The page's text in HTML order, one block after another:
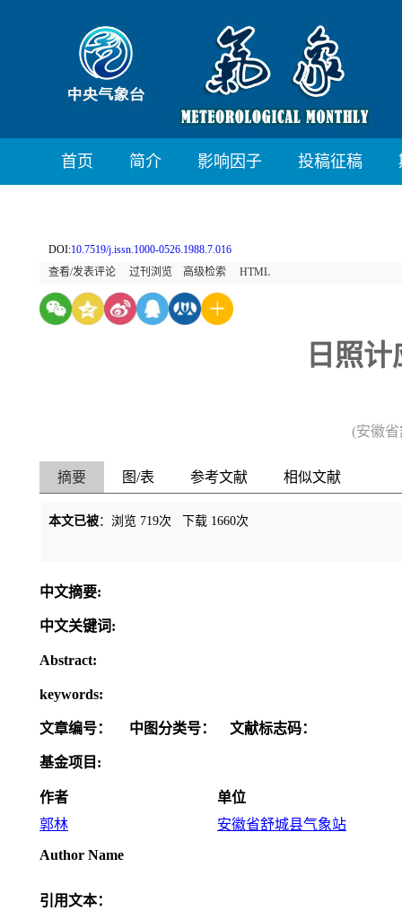
首页 简介 影响因子 投稿征稿
DOI:10.7519/j.issn.1000-0526.1988.7.016
查看/发表评论
过刊浏览 高级检索 HTML
日照
(安徽
摘要 图/表 参考文献 相似文献
本文已被：浏览 719次 下载 1660次
中文摘要:
中文关键词:
Abstract:
keywords:
文章编号： 中图分类号： 文献标志码：
基金项目:
作者
单位
郭林
安徽省舒城县气象站
Author Name
引用文本：